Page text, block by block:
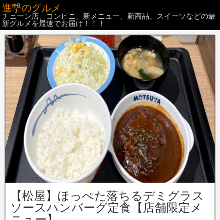
進撃のグルメ
チェーン店、コンビニ、新メニュー、新商品、スイーツなどの最
新グルメを最速でお届け！！！
【松屋】ほっぺた落ちるデミグラス
ソースハンバーグ定食【店舗限定メ